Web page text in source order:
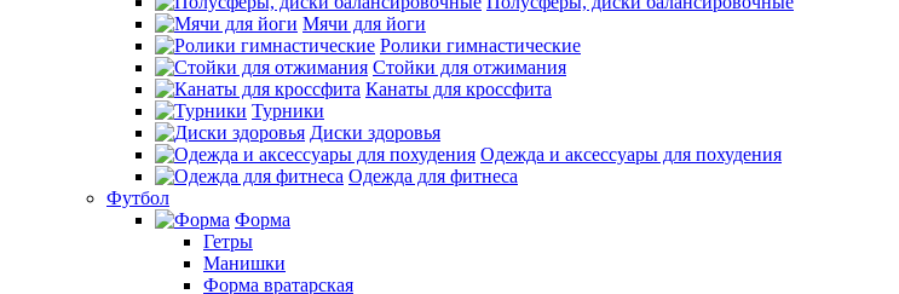
Мячи для йоги
Ролики гимнастические
Стойки для отжимания
Канаты для кроссфита
Турники
Диски здоровья
Одежда и аксессуары для похудения
Одежда для фитнеса
Футбол
Форма
Гетры
Манишки
Форма вратарская